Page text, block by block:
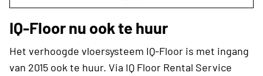
IQ-Floor nu ook te huur
Het verhoogde vloersysteem IQ-Floor is met ingang
van 2015 ook te huur. Via IQ Floor Rental Service